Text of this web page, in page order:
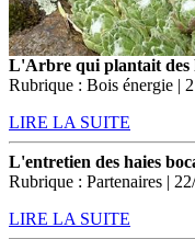
L'Arbre qui plantait des
Rubrique : Bois énergie |
LIRE LA SUITE
L'entretien des haies
Rubrique : Partenaires |
LIRE LA SUITE